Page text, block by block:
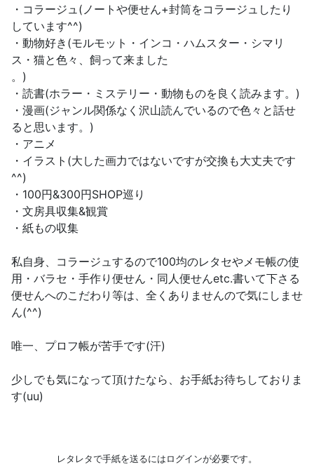
・コラージュ(ノートや便せん+封筒をコラージュしたり
しています^^)
・動物好き(モルモット・インコ・ハムスター・シマリ
ス・猫と色々、飼って来ました
。)
・読書(ホラー・ミステリー・動物ものを良く読みます。)
・漫画(ジャンル関係なく沢山読んでいるので色々と話せ
ると思います。)
・アニメ
・イラスト(大した画力ではないですが交換も大丈夫です
^^)
・100円&300円SHOP巡り
・文房具収集&観賞
・紙もの収集
私自身、コラージュするので100均のレタセやメモ帳の使
用・バラセ・手作り便せん・同人便せんetc.書いて下さる
便せんへのこだわり等は、全くありませんので気にしませ
ん(^^)
唯一、プロフ帳が苦手です(汗)
少しでも気になって頂けたなら、お手紙お待ちしておりま
す(uu)
レタレタで手紙を送るにはログインが必要です。